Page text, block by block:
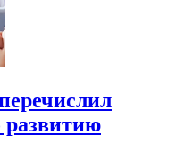
развитию